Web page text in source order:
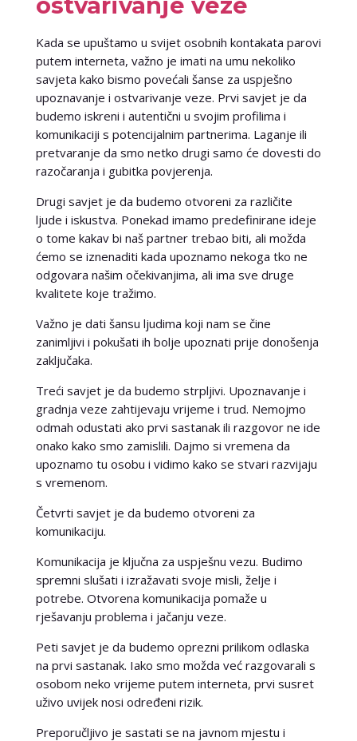
Kada se upuštamo u svijet osobnih kontakata parovi
putem interneta, važno je imati na umu nekoliko
savjeta kako bismo povećali šanse za uspješno
upoznavanje i ostvarivanje veze. Prvi savjet je da
budemo iskreni i autentični u svojim profilima i
komunikaciji s potencijalnim partnerima. Laganje ili
pretvaranje da smo netko drugi samo će dovesti do
razočaranja i gubitka povjerenja.
Drugi savjet je da budemo otvoreni za različite
ljude i iskustva. Ponekad imamo predefinirane ideje
o tome kakav bi naš partner trebao biti, ali možda
ćemo se iznenaditi kada upoznamo nekoga tko ne
odgovara našim očekivanjima, ali ima sve druge
kvalitete koje tražimo.
Važno je dati šansu ljudima koji nam se čine
zanimljivi i pokušati ih bolje upoznati prije donošenja
zaključaka.
Treći savjet je da budemo strpljivi. Upoznavanje i
gradnja veze zahtijevaju vrijeme i trud. Nemojmo
odmah odustati ako prvi sastanak ili razgovor ne ide
onako kako smo zamislili. Dajmo si vremena da
upoznamo tu osobu i vidimo kako se stvari razvijaju
s vremenom.
Četvrti savjet je da budemo otvoreni za
komunikaciju.
Komunikacija je ključna za uspješnu vezu. Budimo
spremni slušati i izražavati svoje misli, želje i
potrebe. Otvorena komunikacija pomaže u
rješavanju problema i jačanju veze.
Peti savjet je da budemo oprezni prilikom odlaska
na prvi sastanak. Iako smo možda već razgovarali s
osobom neko vrijeme putem interneta, prvi susret
uživo uvijek nosi određeni rizik.
Preporučljivo je sastati se na javnom mjestu i